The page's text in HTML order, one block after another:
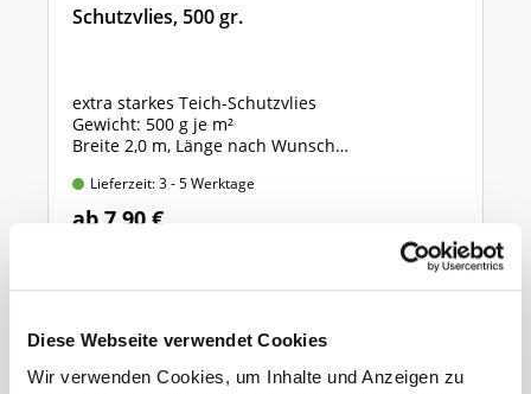
Diese Webseite verwendet Cookies
Wir verwenden Cookies, um Inhalte und Anzeigen zu
extra starkes Teich-Schutzvlies
Gewicht: 500 g je m²
Breite 2,0 m, Länge nach Wunsch
Preis gültig für 2,0m x 1,0m = 2 qm
Lieferzeit: 3 - 5 Werktage
Ähnliche
Produkte